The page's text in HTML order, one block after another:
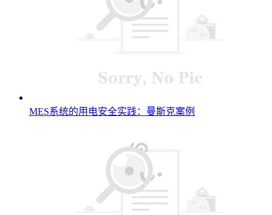
MES系统的用电安全实践：曼斯克案例